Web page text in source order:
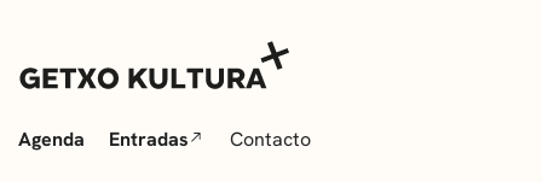
Agenda Entradas Contacto